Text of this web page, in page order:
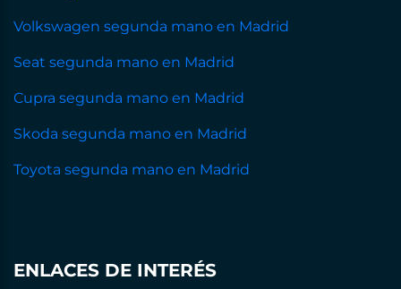
Volkswagen segunda mano en Madrid
Seat segunda mano en Madrid
Cupra segunda mano en Madrid
Skoda segunda mano en Madrid
Toyota segunda mano en Madrid
ENLACES DE INTERÉS